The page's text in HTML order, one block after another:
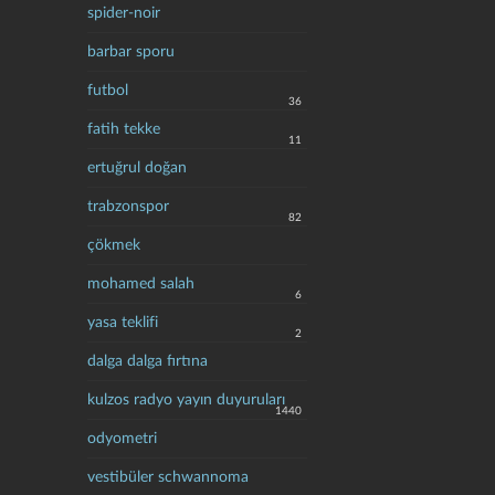
spider-noir
barbar sporu
futbol
36
fatih tekke
11
ertuğrul doğan
trabzonspor
82
çökmek
mohamed salah
6
yasa teklifi
2
dalga dalga fırtına
kulzos radyo yayın duyuruları
1440
odyometri
vestibüler schwannoma